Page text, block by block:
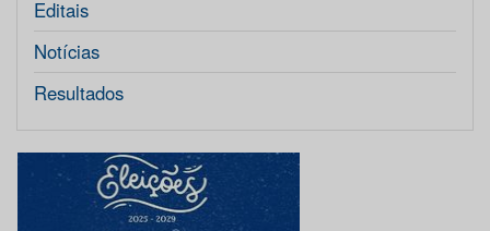
Editais
Notícias
Resultados